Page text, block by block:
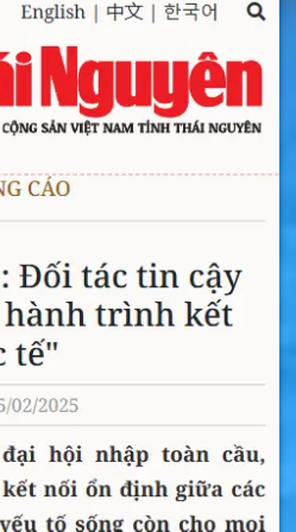
không nghe gọi được.
Nepal tốt nhấtcho bạn.
sử dụng, không cần nạp
ký thông tin gì cả. Bạn
độ thường. Bạn sẽ thoải
xem video hay
Việt Nam khi mua
. Bạn không phải đăng ký
mua sim nữa.
sim Nepal